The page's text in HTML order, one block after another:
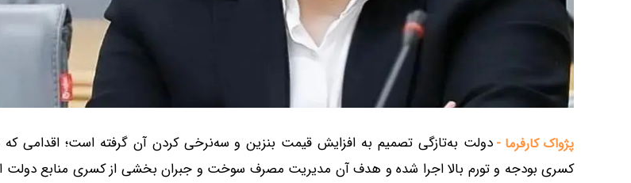
پژواک کارفرما - دولت به‌تازگی تصمیم به افزایش قیمت بنزین و سه‌نرخی کردن آن گرفته است؛ اقدامی که
کسری بودجه و تورم بالا اجرا شده و هدف آن مدیریت مصرف سوخت و جبران بخشی از کسری منابع دولت